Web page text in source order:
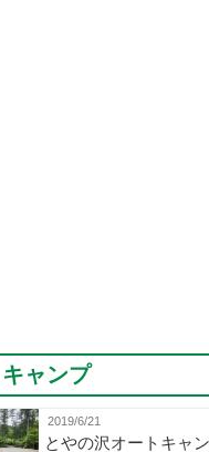
キャンプ
2019/6/21
とやの沢オートキャ